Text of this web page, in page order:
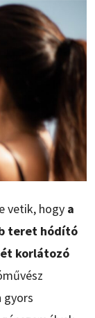
vetik, hogy a
teret hódító
korlátozó
gyors